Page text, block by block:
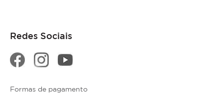
Redes Sociais
Formas de pagamento